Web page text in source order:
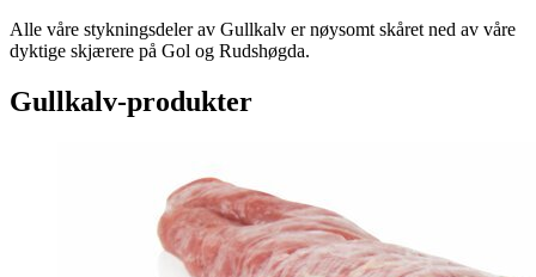
Alle våre stykningsdeler av Gullkalv er nøysomt skåret ned av våre
dyktige skjærere på Gol og Rudshøgda.
Gullkalv-produkter